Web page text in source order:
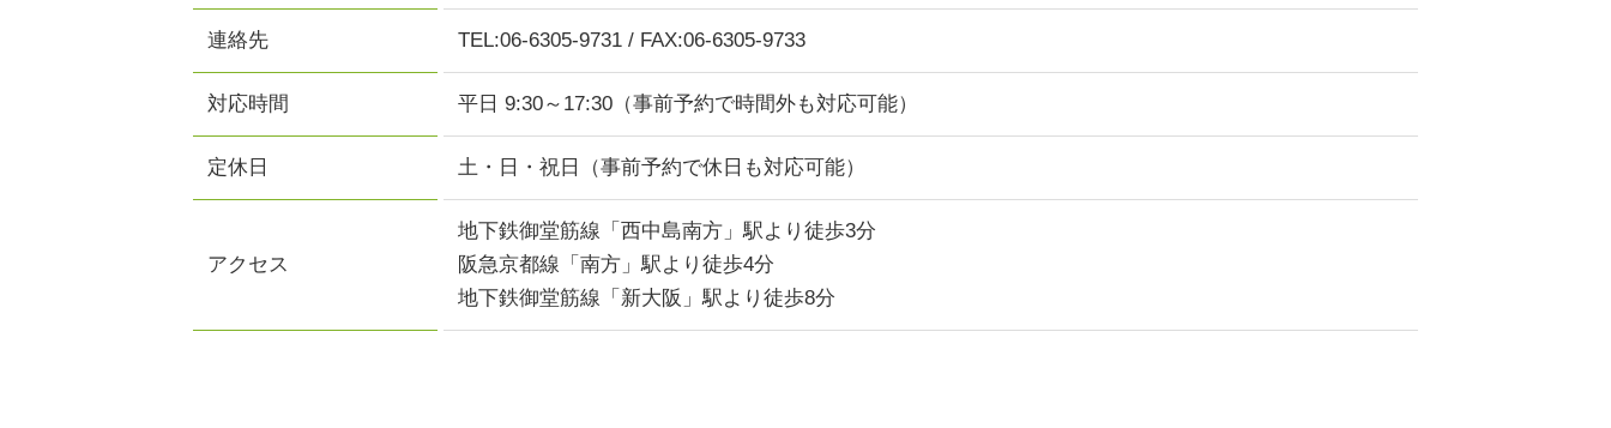
連絡先 TEL:06-6305-9731 / FAX:06-6305-9733
対応時間 平日 9:30～17:30（事前予約で時間外も対応可能）
定休日 土・日・祝日（事前予約で休日も対応可能）
アクセス
地下鉄御堂筋線「西中島南方」駅より徒歩3分
阪急京都線「南方」駅より徒歩4分
地下鉄御堂筋線「新大阪」駅より徒歩8分